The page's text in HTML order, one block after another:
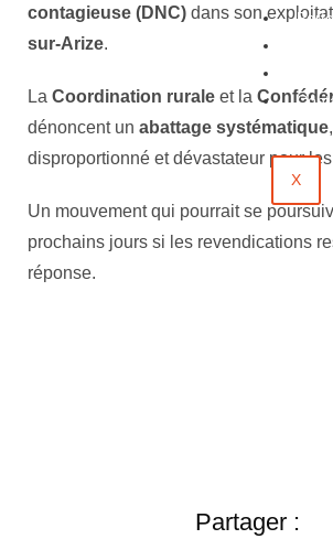
X
contagieuse (DNC) dans son
sur-Arize.
La Coordination rurale et la
dénoncent un abattage systématique
disproportionné et dévastateur pour
Un mouvement qui pourrait se
prochains jours si les revendications
réponse.
Partager :